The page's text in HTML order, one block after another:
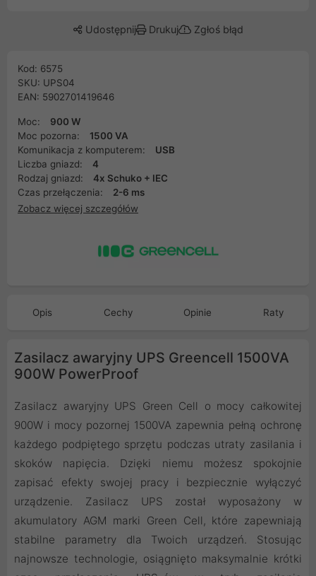
Udostępnij Drukuj Zgłoś błąd
Kod: 6575
SKU: UPS04
EAN: 5902701419646
Moc:
900 W
Moc pozorna:
1500 VA
Komunikacja z komputerem:
USB
Liczba gniazd:
4
Rodzaj gniazd:
4x Schuko + IEC
Czas przełączenia:
2-6 ms
Zobacz więcej szczegółów
Opis Cechy Opinie Raty
Zasilacz awaryjny UPS Greencell 1500VA
900W PowerProof
Zasilacz awaryjny UPS Green Cell o mocy całkowitej
900W i mocy pozornej 1500VA zapewnia pełną ochronę
każdego podpiętego sprzętu podczas utraty zasilania i
skoków napięcia. Dzięki niemu możesz spokojnie
zapisać efekty swojej pracy i bezpiecznie wyłączyć
urządzenie. Zasilacz UPS został wyposażony w
akumulatory AGM marki Green Cell, które zapewniają
stabilne parametry dla Twoich urządzeń. Stosując
najnowsze technologie, osiągnięto maksymalnie krótki